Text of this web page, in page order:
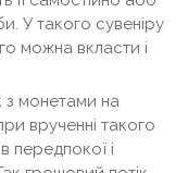
У такого сувеніру
можна вкласти і
з монетами на
врученні такого
передпокої і